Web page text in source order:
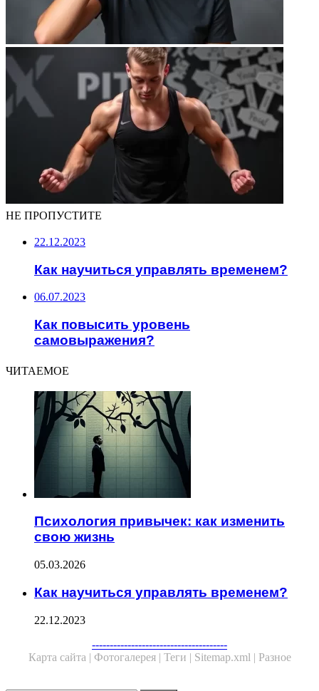
НЕ ПРОПУСТИТЕ
22.12.2023
Как научиться управлять временем?
06.07.2023
Как повысить уровень
самовыражения?
ЧИТАЕМОЕ
Психология привычек: как изменить
свою жизнь
05.03.2026
Как научиться управлять временем?
22.12.2023
--------------------------------------
Карта сайта | Фотогалерея | Теги | Sitemap.xml | Разное